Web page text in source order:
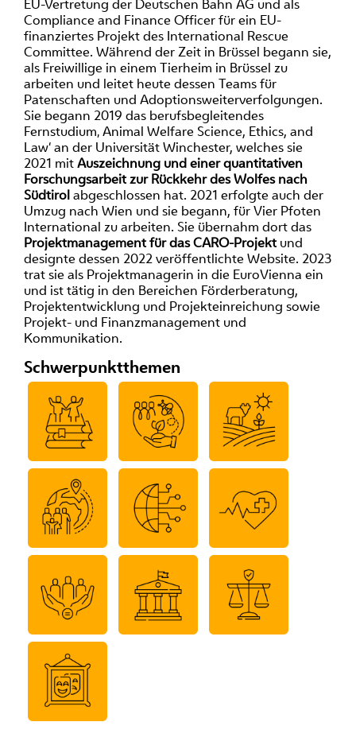
EU-Vertretung der Deutschen Bahn AG und als
Compliance and Finance Officer für ein EU-
finanziertes Projekt des International Rescue
Committee. Während der Zeit in Brüssel begann sie,
als Freiwillige in einem Tierheim in Brüssel zu
arbeiten und leitet heute dessen Teams für
Patenschaften und Adoptionsweiterverfolgungen.
Sie begann 2019 das berufsbegleitendes
Fernstudium‚ Animal Welfare Science, Ethics, and
Law‘ an der Universität Winchester, welches sie
2021 mitAuszeichnung und einer quantitativen
Forschungsarbeit zur Rückkehr des Wolfes nach
Südtirolabgeschlossen hat. 2021 erfolgte auch der
Umzug nach Wien und sie begann, für Vier Pfoten
International zu arbeiten. Sie übernahm dort das
Projektmanagement für das CARO-Projektund
designte dessen 2022 veröffentlichte Website. 2023
trat sie als Projektmanagerin in die EuroVienna ein
und ist tätig in den Bereichen Förderberatung,
Projektentwicklung und Projekteinreichung sowie
Projekt- und Finanzmanagement und
Kommunikation.
Schwerpunktthemen